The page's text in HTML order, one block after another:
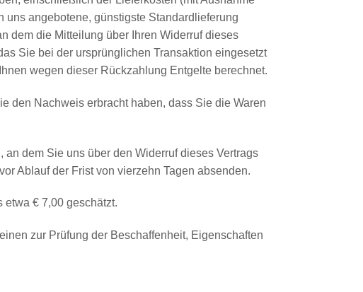
angebotene, günstigste Standardlieferung
dem die Mitteilung über Ihren Widerruf dieses
Sie bei der ursprünglichen Transaktion eingesetzt
wegen dieser Rückzahlung Entgelte berechnet.
den Nachweis erbracht haben, dass Sie die Waren
dem Sie uns über den Widerruf dieses Vertrags
Ablauf der Frist von vierzehn Tagen absenden.
etwa € 7,00 geschätzt.
zur Prüfung der Beschaffenheit, Eigenschaften